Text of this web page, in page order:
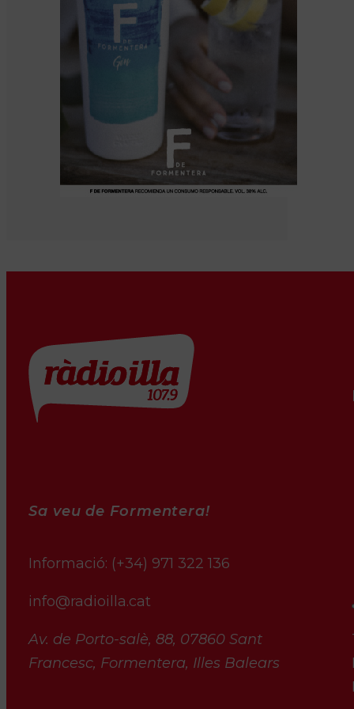
Sa veu de Formentera!
Informació: (+34) 971 322 136
info@radioilla.cat
Av. de Porto-salè, 88, 07860 Sant
Francesc, Formentera, Illes Balears